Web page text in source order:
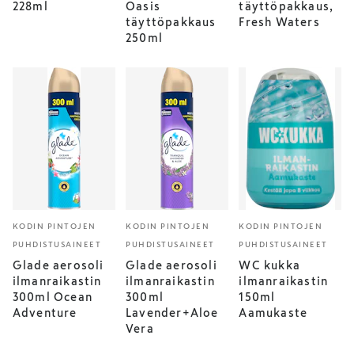
228ml
Oasis
täyttöpakkaus
250ml
täyttöpakkaus,
Fresh Waters
KODIN PINTOJEN
PUHDISTUSAINEET
Glade aerosoli
ilmanraikastin
300ml Ocean
Adventure
KODIN PINTOJEN
PUHDISTUSAINEET
Glade aerosoli
ilmanraikastin
300ml
Lavender+Aloe
Vera
KODIN PINTOJEN
PUHDISTUSAINEET
WC kukka
ilmanraikastin
150ml
Aamukaste